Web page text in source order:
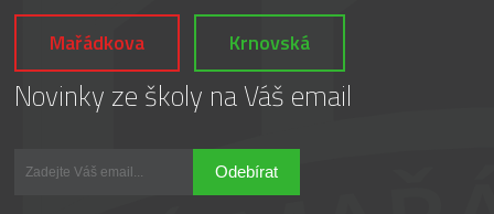
Mařádkova Krnovská
Novinky ze školy na Váš email
Odebírat